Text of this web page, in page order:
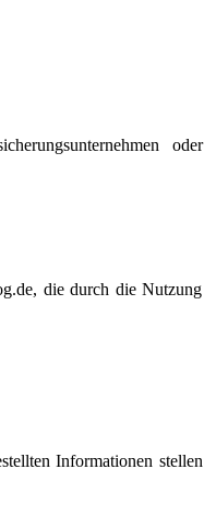
oder
die durch die Nutzung
Informationen stellen